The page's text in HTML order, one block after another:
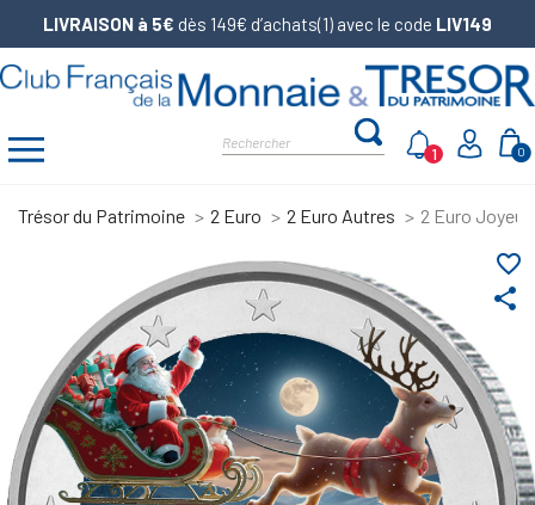
LIVRAISON à 5€ dès 149€ d’achats(1) avec le code LIV149
0
1
Trésor du Patrimoine 2 Euro 2 Euro Autres 2 Euro
share
favorite_border